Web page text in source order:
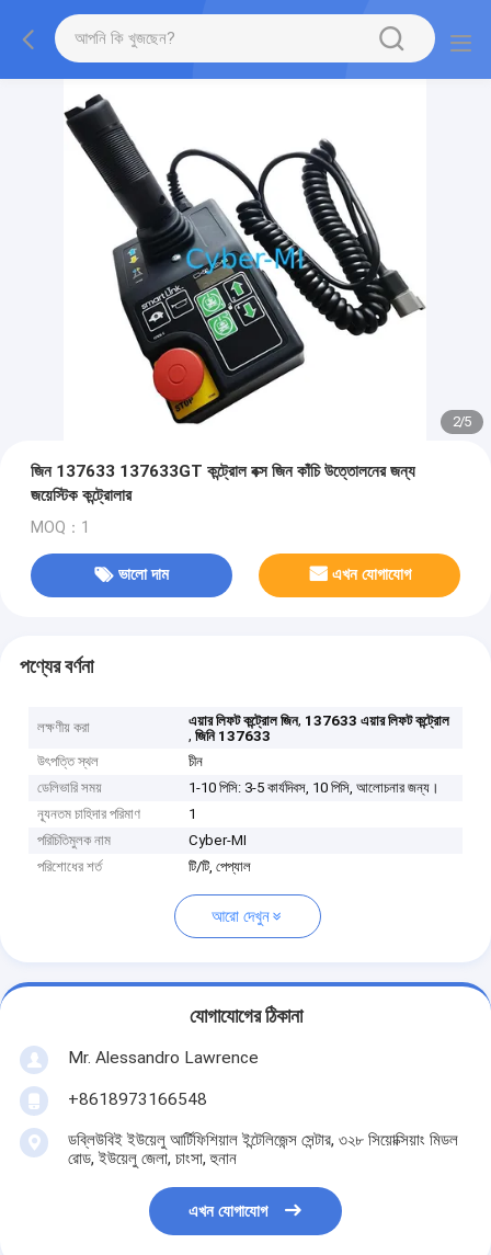
2/5
জিন 137633 137633GT কন্ট্রোল বক্স জিন কাঁচি উত্তোলনের জন্য
জয়েস্টিক কন্ট্রোলার
MOQ：1
ভালো দাম এখন যোগাযোগ
পণ্যের বর্ণনা
লক্ষণীয় করা এয়ার লিফট কন্ট্রোল জিন, 137633 এয়ার লিফট কন্ট্রোল
,জিনি 137633
উৎপত্তি স্থল
চীন
ডেলিভারি সময়
1-10 পিসি: 3-5 কার্যদিবস, 10 পিসি, আলোচনার জন্য।
ন্যূনতম চাহিদার পরিমাণ
1
পরিচিতিমুলক নাম
Cyber-MI
পরিশোধের শর্ত
টি/টি, পেপ্যাল
আরো দেখুন
যোগাযোগের ঠিকানা
Mr. Alessandro Lawrence
+8618973166548
ডব্লিউবিই ইউয়েলু আর্টিফিশিয়াল ইন্টেলিজেন্স সেন্টার, ৩২৮ সিয়োক্সিয়াং মিডল
রোড, ইউয়েলু জেলা, চাংসা, হুনান
এখন যোগাযোগ